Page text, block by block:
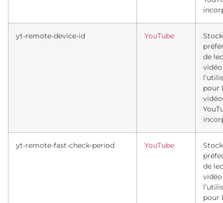
yt-remote-device-id YouTube
de
pour
yt-remote-fast-check-period YouTube
de
pour